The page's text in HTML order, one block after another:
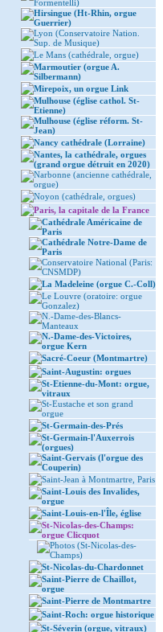
Formentelli)
Hirsingue (Ht-Rhin, orgue
Guerrier)
Lyon (Conservatoire Nation.
Sup. de Musique)
Le Mans (cathédrale, orgue)
Marmoutier (orgue A.
Silbermann)
Mirepoix, un orgue Link
Mulhouse (église cathol. St-
Etienne)
Mulhouse (église réform. St-
Jean)
Nancy cathédrale (Lorraine)
Nantes, la cathédrale, orgues
(grand orgue détruit en 2020)
Narbonne (ancienne cathédrale,
orgue)
Noyon (cathédrale, orgues)
Paris, la capitale de la France
Cathédrale Américaine de
Paris
Cathédrale Notre-Dame de
Paris
Conservatoire National (Paris:
CNSMDP)
La Madeleine (orgue C.-Coll)
Le Louvre (oratoire: orgue
Gonzalez)
N.-Dame-des-Blancs-
Manteaux
N.-Dame-des-Victoires,
orgue Kern
Sacré-Coeur (Montmartre)
Saint-Augustin: orgues
St-Etienne-du-Mont: orgue,
vitraux
St-Eustache et son grand
orgue
St-Germain-des-Prés
St-Germain-l'Auxerrois
(orgues)
Saint-Gervais (l'orgue des
Couperin)
Saint-Jean à Montmartre, Paris
Saint-Louis des Invalides,
orgue
Saint-Louis-en-l'Île, église
St-Nicolas-des-Champs:
orgue Clicquot
Photos (St-Nicolas-des-
Champs)
St-Nicolas-du-Chardonnet
Saint-Pierre de Chaillot,
orgue
Saint-Pierre de Montmartre
Saint-Roch: orgue historique
St-Séverin (orgue, vitraux)